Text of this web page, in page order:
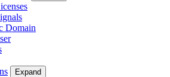
Domain
Expand